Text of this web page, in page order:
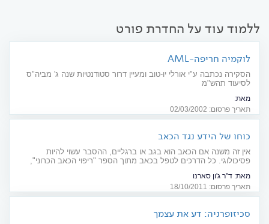
ללמוד עוד על החדרת פורט
לוקמיה חריפה-AML
הסקירה נכתבה ע"י אורלי יו-טוב ומעיין דרור סטודנטיות שנה ג' מביה"ס
לסיעוד תהש"מ
מאת:
"סיעוד המבוגר" , בנושא AML
תאריך פרסום: 02/03/2002
כוחו של הידע נגד הכאב
אין זה משנה אם הכאב הוא בגב או ברגליים, ההסבר עשוי להיות
פסיכולוגי. כל הדרכים לטפל בכאב מתוך הספר "ריפוי הכאב הכרוני",
מאת: ד"ר ג'ון סארנו
תאריך פרסום: 18/10/2011
סכיזופרניה: דע את עצמך